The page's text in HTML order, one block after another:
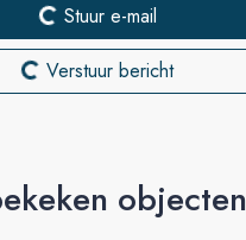
Stuur e-mail
Verstuur bericht
objecten